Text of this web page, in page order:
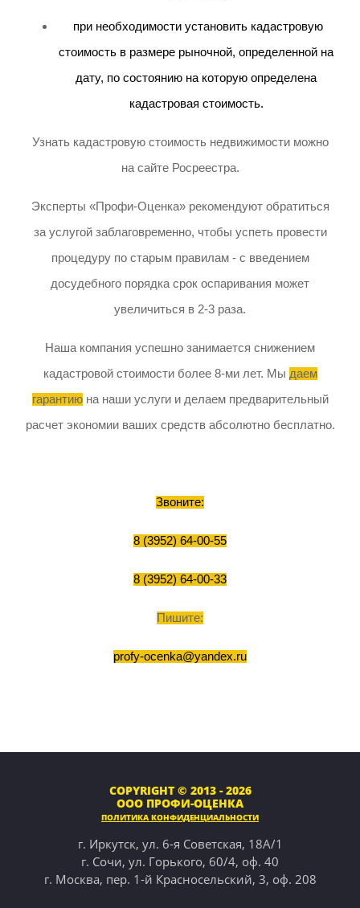
при необходимости установить кадастровую
стоимость в размере рыночной, определенной на
дату, по состоянию на которую определена
кадастровая стоимость.
Узнать кадастровую стоимость недвижимости можно
на сайте Росреестра.
Эксперты «Профи-Оценка» рекомендуют обратиться
за услугой заблаговременно, чтобы успеть провести
процедуру по старым правилам - с введением
досудебного порядка срок оспаривания может
увеличиться в 2-3 раза.
Наша компания успешно занимается снижением
кадастровой стоимости более 8-ми лет. Мы даем
гарантиюна наши услуги и делаем предварительный
расчет экономии ваших средств абсолютно бесплатно.
Звоните:
8 (3952) 64-00-55
8 (3952) 64-00-33
Пишите:
profy-ocenka@yandex.ru
COPYRIGHT © 2013 - 2026
ООО ПРОФИ-ОЦЕНКА
ПОЛИТИКА КОНФИДЕНЦИАЛЬНОСТИ
г. Иркутск, ул. 6-я Советская, 18А/1
г. Сочи, ул. Горького, 60/4, оф. 40
г. Москва, пер. 1-й Красносельский, 3, оф. 208